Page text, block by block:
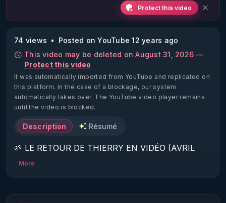
Protect this video
74 views
Posted on YouTube 12 years ago
This video may be deleted on August 31, 2026 —
Protect this video
It was automatically imported from YouTube and replicated on
this platform. In the case of a blockage, our system
automatically takes over. The YouTube video player remains
until the video is blocked.
Description Résumé
🌱 LE RETOUR DE THIERRY EN VIDÉO (AVRIL
2022)!
https://www.rgnr.fr/presentation.html
More